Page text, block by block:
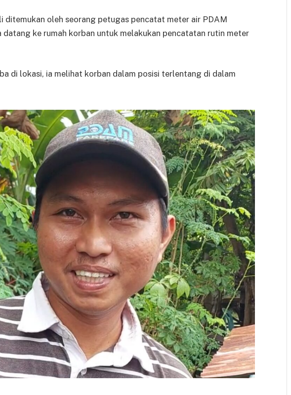
ditemukan oleh seorang petugas pencatat meter air PDAM
ke rumah korban untuk melakukan pencatatan rutin meter
di lokasi, ia melihat korban dalam posisi terlentang di dalam